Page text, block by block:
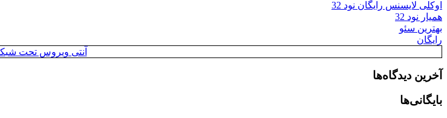
اوکلی لایسنس رایگان نود 32
همیار نود 32
بهترین سئو
رایگان
آنتی ویروس تحت
آخرین دیدگاه‌ها
بایگانی‌ها